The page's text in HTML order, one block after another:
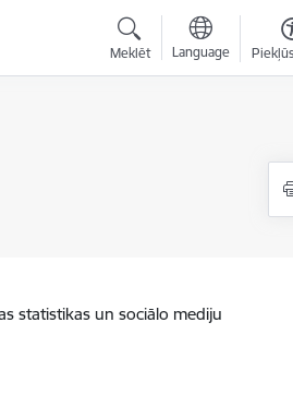
Meklēt Language
statistikas un sociālo mediju